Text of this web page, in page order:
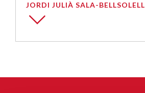
JORDI JULIÀ SALA-BELLSOLELL